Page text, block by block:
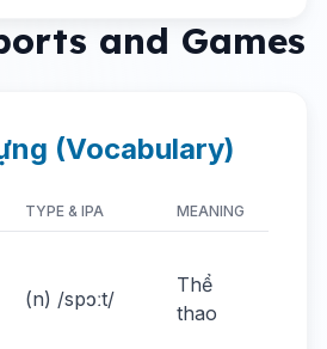
and Games
(Vocabulary)
TYPE & IPA MEANING
(n) /spɔːt/
Thể
thao